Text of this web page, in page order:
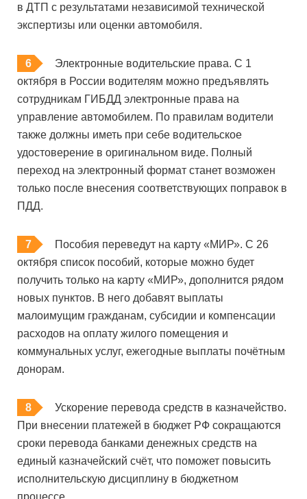
в ДТП с результатами независимой технической
экспертизы или оценки автомобиля.
Электронные водительские права. С 1
октября в России водителям можно предъявлять
сотрудникам ГИБДД электронные права на
управление автомобилем. По правилам водители
также должны иметь при себе водительское
удостоверение в оригинальном виде. Полный
переход на электронный формат станет возможен
только после внесения соответствующих поправок в
ПДД.
Пособия переведут на карту «МИР». С 26
октября список пособий, которые можно будет
получить только на карту «МИР», дополнится рядом
новых пунктов. В него добавят выплаты
малоимущим гражданам, субсидии и компенсации
расходов на оплату жилого помещения и
коммунальных услуг, ежегодные выплаты почётным
донорам.
Ускорение перевода средств в казначейство.
При внесении платежей в бюджет РФ сокращаются
сроки перевода банками денежных средств на
единый казначейский счёт, что поможет повысить
исполнительскую дисциплину в бюджетном
процессе.